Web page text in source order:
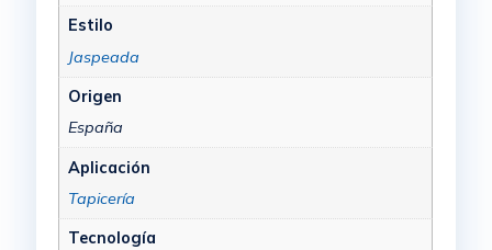
Estilo
Jaspeada
Origen
España
Aplicación
Tapicería
Tecnología